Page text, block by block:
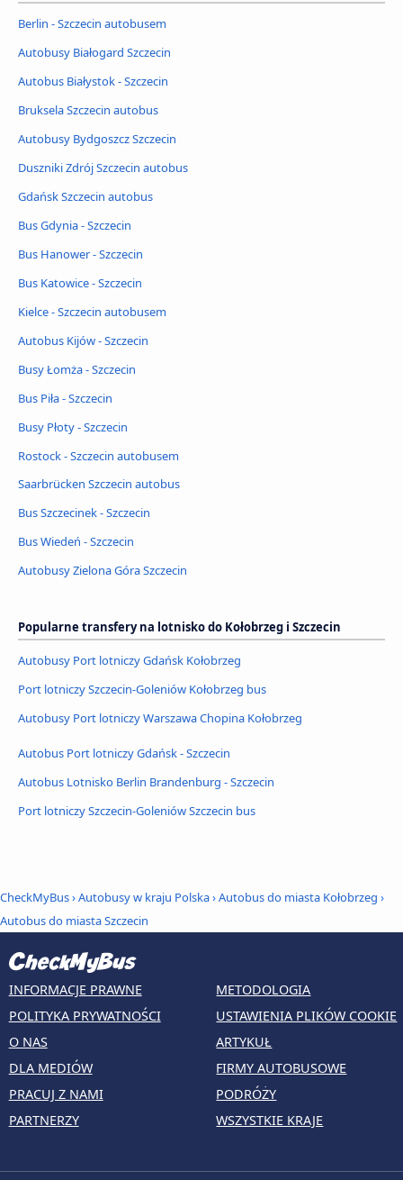
Berlin - Szczecin autobusem
Autobusy Białogard Szczecin
Autobus Białystok - Szczecin
Bruksela Szczecin autobus
Autobusy Bydgoszcz Szczecin
Duszniki Zdrój Szczecin autobus
Gdańsk Szczecin autobus
Bus Gdynia - Szczecin
Bus Hanower - Szczecin
Bus Katowice - Szczecin
Kielce - Szczecin autobusem
Autobus Kijów - Szczecin
Busy Łomża - Szczecin
Bus Piła - Szczecin
Busy Płoty - Szczecin
Rostock - Szczecin autobusem
Saarbrücken Szczecin autobus
Bus Szczecinek - Szczecin
Bus Wiedeń - Szczecin
Autobusy Zielona Góra Szczecin
Popularne transfery na lotnisko do Kołobrzeg i Szczecin
Autobusy Port lotniczy Gdańsk Kołobrzeg
Port lotniczy Szczecin-Goleniów Kołobrzeg bus
Autobusy Port lotniczy Warszawa Chopina Kołobrzeg
Autobus Port lotniczy Gdańsk - Szczecin
Autobus Lotnisko Berlin Brandenburg - Szczecin
Port lotniczy Szczecin-Goleniów Szczecin bus
CheckMyBus›Autobusy w kraju Polska›Autobus do miasta Kołobrzeg ›
Autobus do miasta Szczecin
INFORMACJE PRAWNE
POLITYKA PRYWATNOŚCI
O NAS
DLA MEDIÓW
PRACUJ Z NAMI
PARTNERZY
METODOLOGIA
USTAWIENIA PLIKÓW COOKIE
ARTYKUŁ
FIRMY AUTOBUSOWE
PODRÓŻY
WSZYSTKIE KRAJE